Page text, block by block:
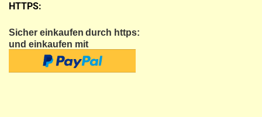
HTTPS:
Sicher einkaufen durch https:
und einkaufen mit